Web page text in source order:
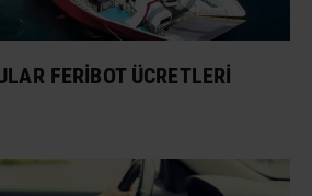
FERIBOT ÜCRETLERI